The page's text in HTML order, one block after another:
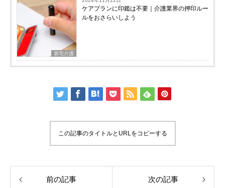
居宅介護
ケアプランに印鑑は不要｜介護業界の押印ルー
ルをおさらいしよう
この記事のタイトルとURLをコピーする
前の記事 次の記事